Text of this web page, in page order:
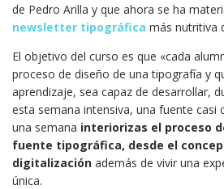
de Pedro Arilla y que ahora se ha
newsletter tipográfica más nutritiva
El objetivo del curso es que «cada
proceso de diseño de una tipografía y
aprendizaje, sea capaz de desarrollar,
esta semana intensiva, una fuente casi
una semana interiorizas el proceso
fuente tipográfica, desde el
digitalización además de vivir una
única.